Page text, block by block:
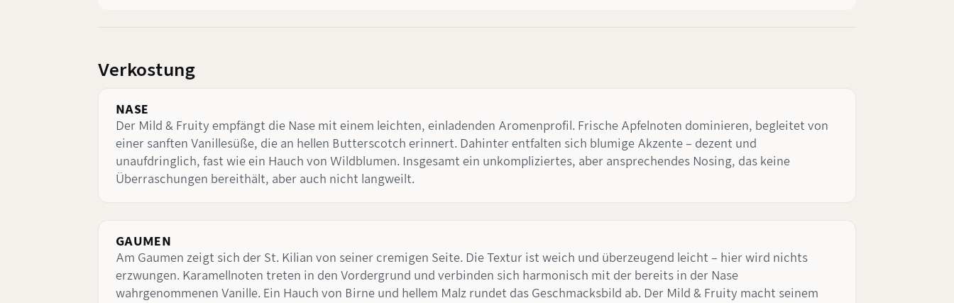
Verkostung
NASE
Der Mild & Fruity empfängt die Nase mit einem leichten, einladenden Aromenprofil. Frische Apfelnoten dominieren, begleitet von
einer sanften Vanillesüße, die an hellen Butterscotch erinnert. Dahinter entfalten sich blumige Akzente – dezent und
unaufdringlich, fast wie ein Hauch von Wildblumen. Insgesamt ein unkompliziertes, aber ansprechendes Nosing, das keine
Überraschungen bereithält, aber auch nicht langweilt.
GAUMEN
Am Gaumen zeigt sich der St. Kilian von seiner cremigen Seite. Die Textur ist weich und überzeugend leicht – hier wird nichts
erzwungen. Karamellnoten treten in den Vordergrund und verbinden sich harmonisch mit der bereits in der Nase
wahrgenommenen Vanille. Ein Hauch von Birne und hellem Malz rundet das Geschmacksbild ab. Der Mild & Fruity macht seinem